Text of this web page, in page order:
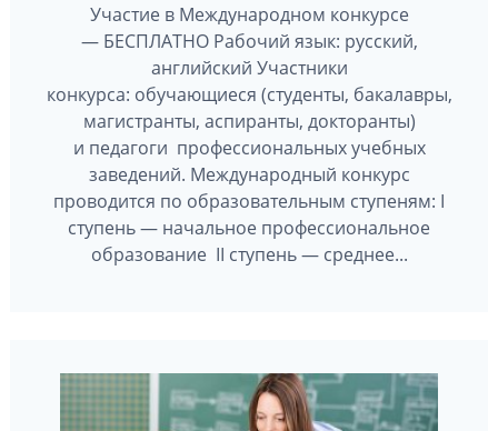
Участие в Международном конкурсе
— БЕСПЛАТНО Рабочий язык: русский,
английский Участники
конкурса: обучающиеся (студенты, бакалавры,
магистранты, аспиранты, докторанты)
и педагоги профессиональных учебных
заведений. Международный конкурс
проводится по образовательным ступеням: I
ступень — начальное профессиональное
образование II ступень — среднее...